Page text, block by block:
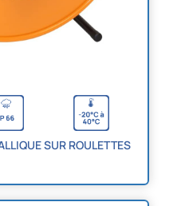
SUR ROULETTES